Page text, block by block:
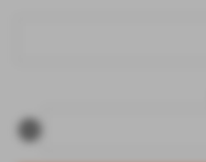
remove_circle